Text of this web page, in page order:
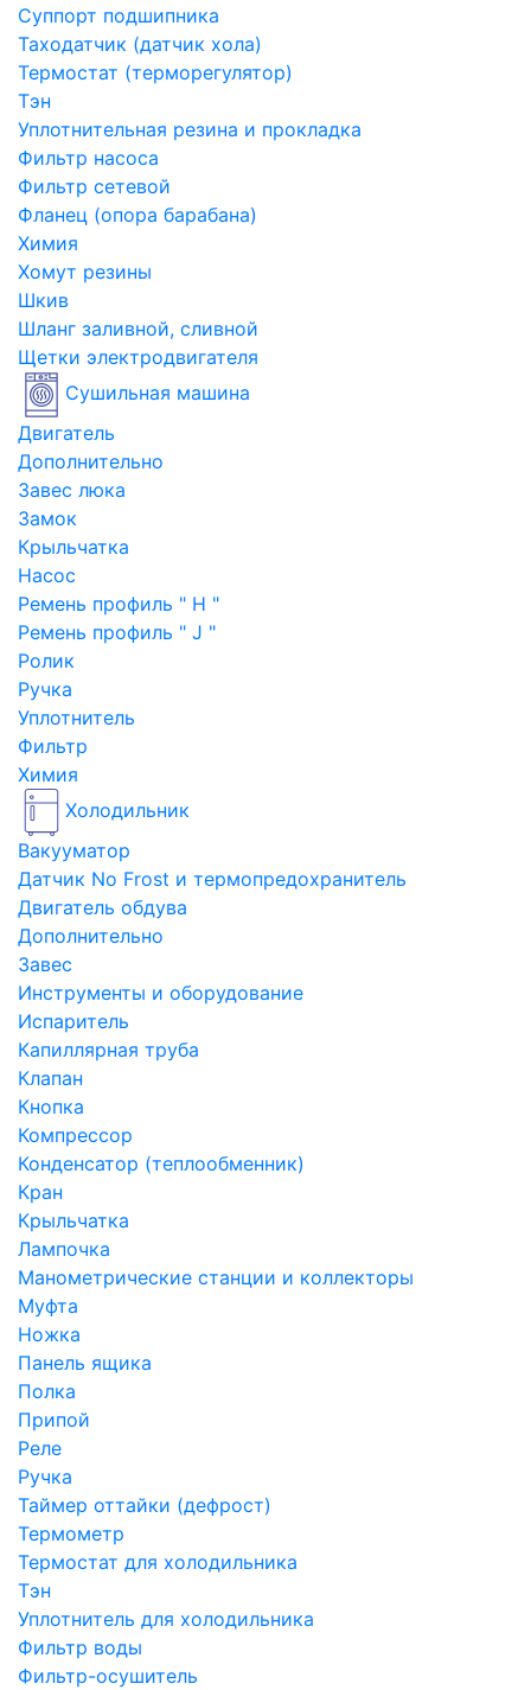
Суппорт подшипника
Таходатчик (датчик хола)
Термостат (терморегулятор)
Тэн
Уплотнительная резина и прокладка
Фильтр насоса
Фильтр сетевой
Фланец (опора барабана)
Химия
Хомут резины
Шкив
Шланг заливной, сливной
Щетки электродвигателя
Сушильная машина
Двигатель
Дополнительно
Завес люка
Замок
Крыльчатка
Насос
Ремень профиль " H "
Ремень профиль " J "
Ролик
Ручка
Уплотнитель
Фильтр
Химия
Холодильник
Вакууматор
Датчик No Frost и термопредохранитель
Двигатель обдува
Дополнительно
Завес
Инструменты и оборудование
Испаритель
Капиллярная труба
Клапан
Кнопка
Компрессор
Конденсатор (теплообменник)
Кран
Крыльчатка
Лампочка
Манометрические станции и коллекторы
Муфта
Ножка
Панель ящика
Полка
Припой
Реле
Ручка
Таймер оттайки (дефрост)
Термометр
Термостат для холодильника
Тэн
Уплотнитель для холодильника
Фильтр воды
Фильтр-осушитель